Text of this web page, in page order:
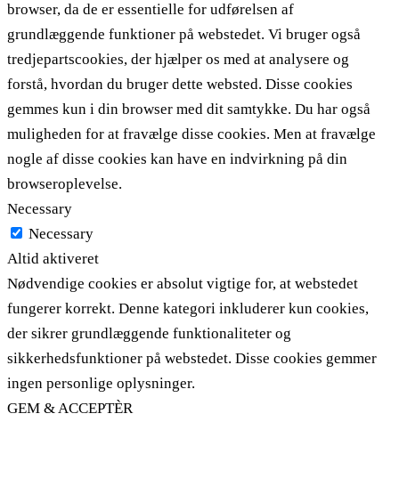
browser, da de er essentielle for udførelsen af ​​
grundlæggende funktioner på webstedet. Vi bruger også
tredjepartscookies, der hjælper os med at analysere og
forstå, hvordan du bruger dette websted. Disse cookies
gemmes kun i din browser med dit samtykke. Du har også
muligheden for at fravælge disse cookies. Men at fravælge
nogle af disse cookies kan have en indvirkning på din
browseroplevelse.
Necessary
Necessary
Altid aktiveret
Nødvendige cookies er absolut vigtige for, at webstedet
fungerer korrekt. Denne kategori inkluderer kun cookies,
der sikrer grundlæggende funktionaliteter og
sikkerhedsfunktioner på webstedet. Disse cookies gemmer
ingen personlige oplysninger.
GEM & ACCEPTÈR